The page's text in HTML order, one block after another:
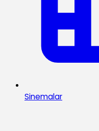
Sinemalar